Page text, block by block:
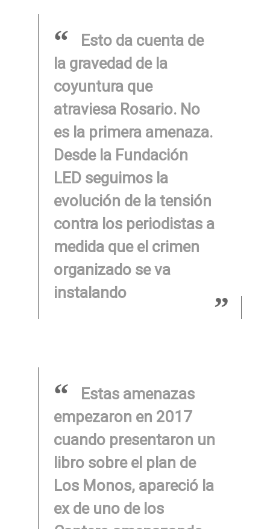
Esto da cuenta de
la gravedad de la
coyuntura que
atraviesa Rosario. No
es la primera amenaza.
Desde la Fundación
LED seguimos la
evolución de la tensión
contra los periodistas a
medida que el crimen
organizado se va
instalando
Estas amenazas
empezaron en 2017
cuando presentaron un
libro sobre el plan de
Los Monos, apareció la
ex de uno de los